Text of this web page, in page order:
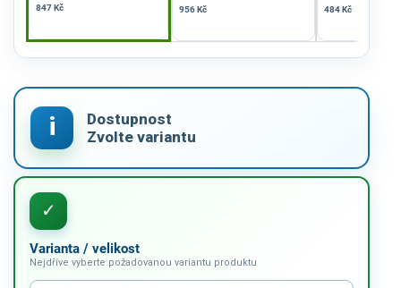
847 Kč 956 Kč 484 Kč
Varianta / velikost
Nejdříve vyberte požadovanou variantu produktu